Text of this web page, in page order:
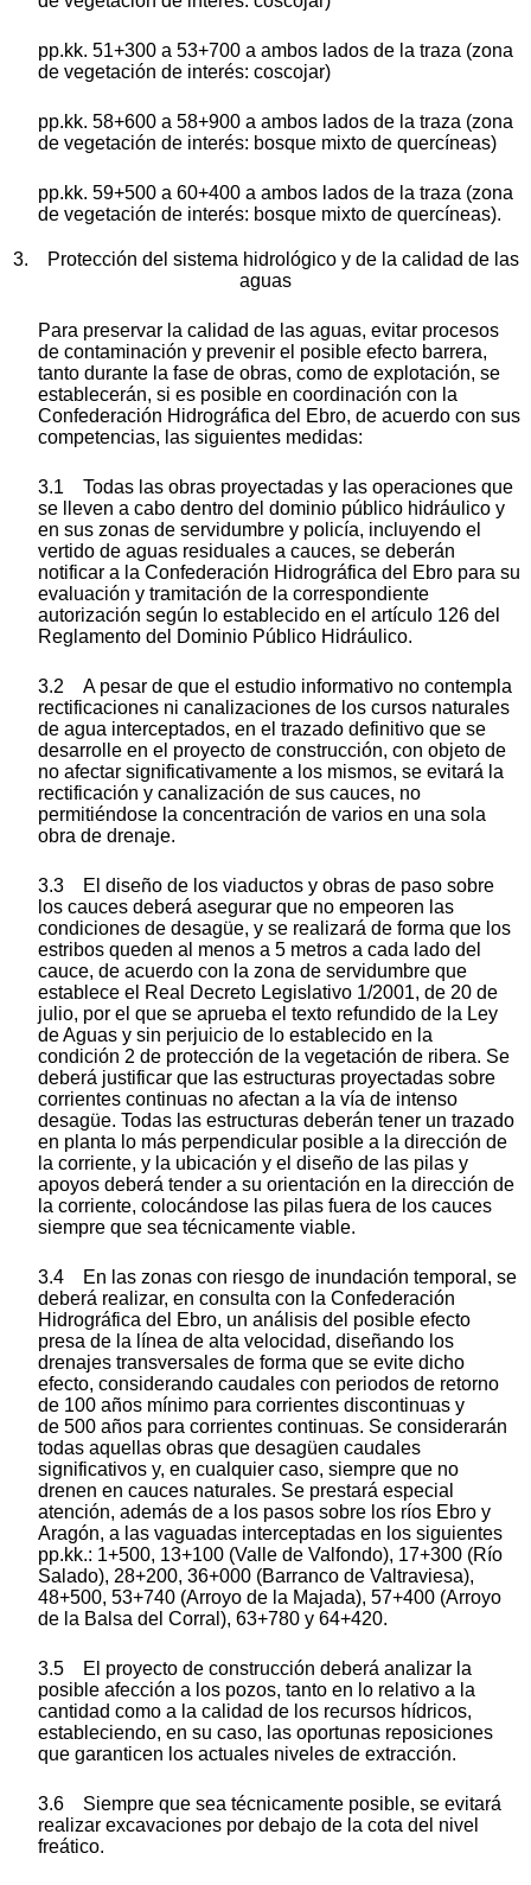
pp.kk. 51+300 a 53+700 a ambos lados de la traza (zona
de vegetación de interés: coscojar)
pp.kk. 58+600 a 58+900 a ambos lados de la traza (zona
de vegetación de interés: bosque mixto de quercíneas)
pp.kk. 59+500 a 60+400 a ambos lados de la traza (zona
de vegetación de interés: bosque mixto de quercíneas).
3.
Protección del sistema hidrológico y de la calidad de las
aguas
Para preservar la calidad de las aguas, evitar procesos
de contaminación y prevenir el posible efecto barrera,
tanto durante la fase de obras, como de explotación, se
establecerán, si es posible en coordinación con la
Confederación Hidrográfica del Ebro, de acuerdo con sus
competencias, las siguientes medidas:
3.1 Todas las obras proyectadas y las operaciones que
se lleven a cabo dentro del dominio público hidráulico y
en sus zonas de servidumbre y policía, incluyendo el
vertido de aguas residuales a cauces, se deberán
notificar a la Confederación Hidrográfica del Ebro para su
evaluación y tramitación de la correspondiente
autorización según lo establecido en el artículo 126 del
Reglamento del Dominio Público Hidráulico.
3.2 A pesar de que el estudio informativo no contempla
rectificaciones ni canalizaciones de los cursos naturales
de agua interceptados, en el trazado definitivo que se
desarrolle en el proyecto de construcción, con objeto de
no afectar significativamente a los mismos, se evitará la
rectificación y canalización de sus cauces, no
permitiéndose la concentración de varios en una sola
obra de drenaje.
3.3 El diseño de los viaductos y obras de paso sobre
los cauces deberá asegurar que no empeoren las
condiciones de desagüe, y se realizará de forma que los
estribos queden al menos a 5 metros a cada lado del
cauce, de acuerdo con la zona de servidumbre que
establece el Real Decreto Legislativo 1/2001, de 20 de
julio, por el que se aprueba el texto refundido de la Ley
de Aguas y sin perjuicio de lo establecido en la
condición 2 de protección de la vegetación de ribera. Se
deberá justificar que las estructuras proyectadas sobre
corrientes continuas no afectan a la vía de intenso
desagüe. Todas las estructuras deberán tener un trazado
en planta lo más perpendicular posible a la dirección de
la corriente, y la ubicación y el diseño de las pilas y
apoyos deberá tender a su orientación en la dirección de
la corriente, colocándose las pilas fuera de los cauces
siempre que sea técnicamente viable.
3.4 En las zonas con riesgo de inundación temporal, se
deberá realizar, en consulta con la Confederación
Hidrográfica del Ebro, un análisis del posible efecto
presa de la línea de alta velocidad, diseñando los
drenajes transversales de forma que se evite dicho
efecto, considerando caudales con periodos de retorno
de 100 años mínimo para corrientes discontinuas y
de 500 años para corrientes continuas. Se considerarán
todas aquellas obras que desagüen caudales
significativos y, en cualquier caso, siempre que no
drenen en cauces naturales. Se prestará especial
atención, además de a los pasos sobre los ríos Ebro y
Aragón, a las vaguadas interceptadas en los siguientes
pp.kk.: 1+500, 13+100 (Valle de Valfondo), 17+300 (Río
Salado), 28+200, 36+000 (Barranco de Valtraviesa),
48+500, 53+740 (Arroyo de la Majada), 57+400 (Arroyo
de la Balsa del Corral), 63+780 y 64+420.
3.5 El proyecto de construcción deberá analizar la
posible afección a los pozos, tanto en lo relativo a la
cantidad como a la calidad de los recursos hídricos,
estableciendo, en su caso, las oportunas reposiciones
que garanticen los actuales niveles de extracción.
3.6 Siempre que sea técnicamente posible, se evitará
realizar excavaciones por debajo de la cota del nivel
freático.